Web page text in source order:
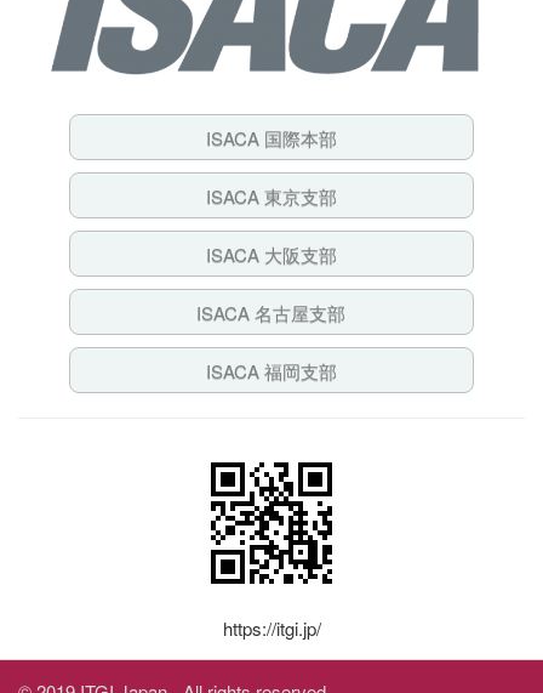
ISACA 国際本部
ISACA 東京支部
ISACA 大阪支部
ISACA 名古屋支部
ISACA 福岡支部
https://itgi.jp/